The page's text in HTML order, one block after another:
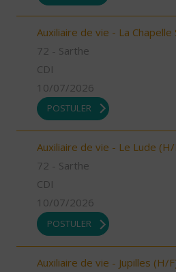
Auxiliaire de vie - La Chapelle
72 - Sarthe
CDI
10/07/2026
POSTULER
Auxiliaire de vie - Le Lude (H/
72 - Sarthe
CDI
10/07/2026
POSTULER
Auxiliaire de vie - Jupilles (H/